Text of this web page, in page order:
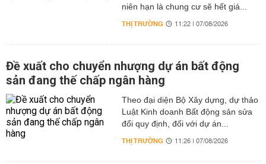
niên hạn là chung cư sẽ hết giá...
THỊ TRƯỜNG 11:22 | 07/08/2026
Đề xuất cho chuyển nhượng dự án bất động
sản đang thế chấp ngân hàng
Theo đại diện Bộ Xây dựng, dự thảo
Luật Kinh doanh Bất động sản sửa
đổi quy định, đối với dự án...
THỊ TRƯỜNG 11:26 | 07/08/2026